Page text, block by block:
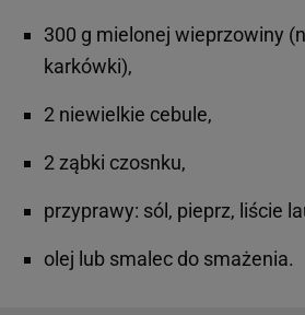
300 g mielonej wieprzowiny
karkówki),
2 niewielkie cebule,
2 ząbki czosnku,
przyprawy: sól, pieprz, liście
olej lub smalec do smażenia.